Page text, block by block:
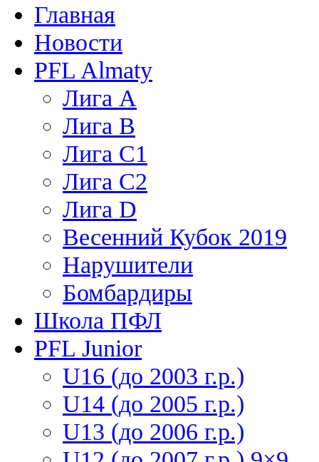
Главная
Новости
PFL Almaty
Лига A
Лига В
Лига С1
Лига С2
Лига D
Весенний Кубок 2019
Нарушители
Бомбардиры
Школа ПФЛ
PFL Junior
U16 (до 2003 г.р.)
U14 (до 2005 г.р.)
U13 (до 2006 г.р.)